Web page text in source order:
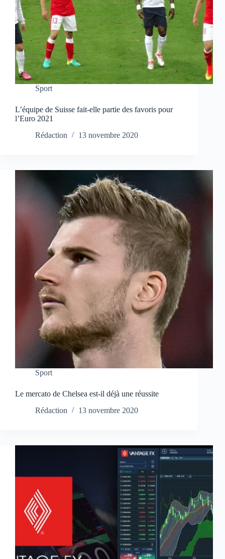
Sport
L’équipe de Suisse fait-elle partie des favoris pour
l’Euro 2021
Rédaction
13 novembre 2020
Sport
Le mercato de Chelsea est-il déjà une réussite
Rédaction
13 novembre 2020